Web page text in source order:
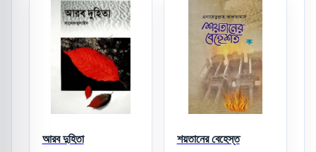
আরব দুহিতা শয়তানের বেহেস্ত